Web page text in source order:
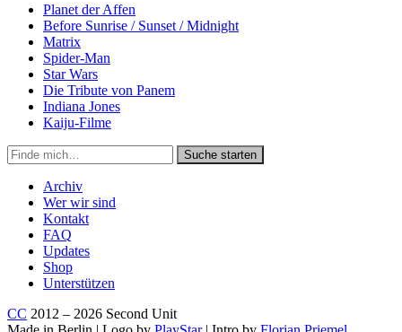
Planet der Affen
Before Sunrise / Sunset / Midnight
Matrix
Spider-Man
Star Wars
Die Tribute von Panem
Indiana Jones
Kaiju-Filme
Suche
in
https://secondunit-
podcast.de/
Suche starten
Archiv
Wer wir sind
Kontakt
FAQ
Updates
Shop
Unterstützen
CC 2012 – 2026 Second Unit